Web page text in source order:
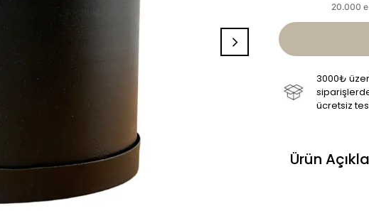
3000₺
ücretsiz
Ürün